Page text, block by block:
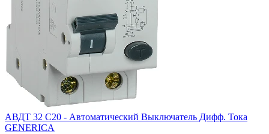
АВДТ 32 C20 - Автоматический Выключатель Дифф. Тока
GENERICA